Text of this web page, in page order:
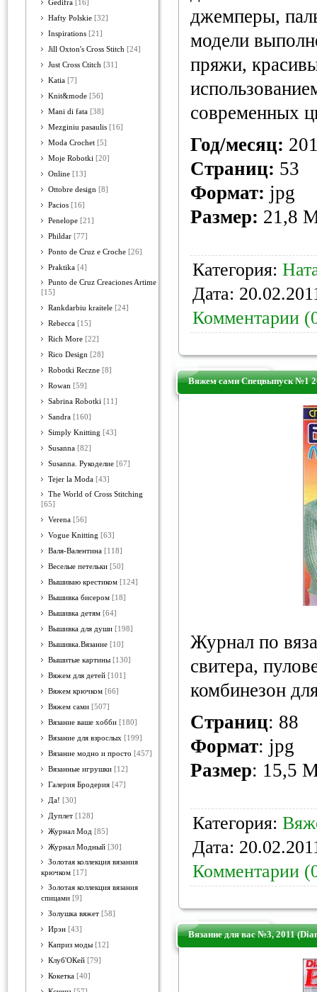
Gedifra [16]
Hafty Polskie [32]
Inspirations [21]
Jill Oxton's Cross Stitch [24]
Just Cross Ctitch [31]
Katia [7]
Knit&mode [56]
Mani di fata [38]
Mezginiu pasaulis [16]
Moda Crochet [5]
Moje Robotki [20]
Online [13]
Ottobre design [8]
Pacios [16]
Penelope [21]
Phildar [77]
Ponto de Cruz e Croche [26]
Praktika [4]
Punto de Cruz Creaciones Artime
[15]
Rankdarbiu kraitele [24]
Rebecca [15]
Rich More [22]
Rico Design [28]
Robotki Reczne [8]
Rowan [59]
Sabrina Robotki [11]
Sandra [160]
Simply Knitting [43]
Susanna [82]
Susanna. Рукоделие [67]
Tejer la Moda [43]
The World of Cross Stitching
[65]
Verena [56]
Vogue Knitting [63]
Валя-Валентина [118]
Веселые петельки [50]
Вышиваю крестиком [124]
Вышивка бисером [18]
Вышивка детям [64]
Вышивка для души [198]
Вышивка.Вязание [10]
Вышитые картины [130]
Вяжем для детей [101]
Вяжем крючком [66]
Вяжем сами [507]
Вязание ваше хобби [180]
Вязание для взрослых [199]
Вязание модно и просто [457]
Вязанные игрушки [12]
Галерия Бродерия [47]
Да! [30]
Дуплет [128]
Журнал Мод [85]
Журнал Модный [30]
Золотая коллекция вязания
крючком [17]
Золотая коллекция вязания
спицами [9]
Золушка вяжет [58]
Ирэн [43]
Каприз моды [12]
Клуб'ОКей [79]
Кокетка [40]
джемперы,
модели
пряжи,
современных
Год/месяц:
Страниц: 53
Формат: jpg
Размер: 21,8
Категория:
Дата:
Комментарии
Вяжем сами Спецвыпуск №1
Журнал по
свитера,
комбинезон
Страниц: 88
Формат: jpg
Размер: 15,5
Категория:
Дата:
Комментарии
Вязание для вас №3, 2011